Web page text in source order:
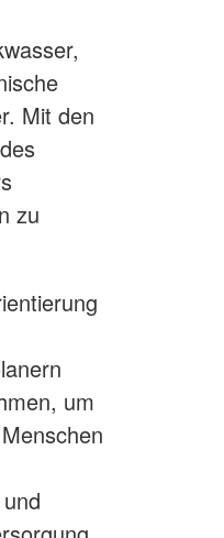
Mit den
zu
um